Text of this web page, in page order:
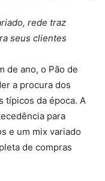
rede traz
seus clientes
de ano, o Pão de
a procura dos
típicos da época. A
para
e um mix variado
de compras